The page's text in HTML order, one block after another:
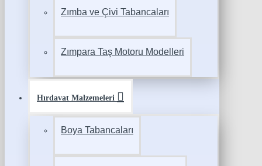
Zımba ve Çivi Tabancaları
Zımpara Taş Motoru Modelleri
Hırdavat Malzemeleri
Boya Tabancaları